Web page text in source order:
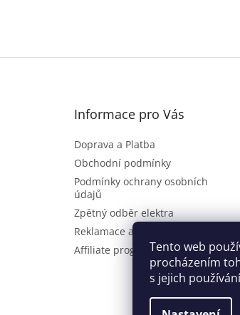
Tento web
procházením
s jejich
Informace pro Vás
Doprava a Platba
Obchodní podmínky
Podmínky ochrany osobních
údajů
Zpětný odběr elektra
Reklamace a vrácení zboží
Affiliate program